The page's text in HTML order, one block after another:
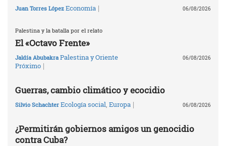
Juan Torres López Economía | 06/08/2026
Palestina y la batalla por el relato
El «Octavo Frente»
Jaldía Abubakra Palestina y Oriente
Próximo |
06/08/2026
Guerras, cambio climático y ecocidio
Silvio Schachter Ecología social Europa | 06/08/2026
¿Permitirán gobiernos amigos un genocidio
contra Cuba?